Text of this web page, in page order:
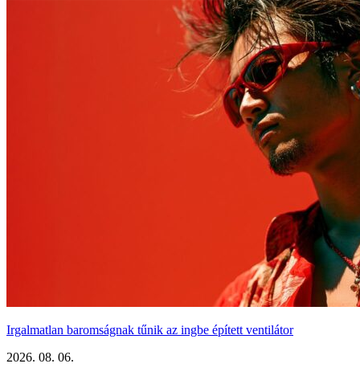
Irgalmatlan baromságnak tűnik az ingbe épített ventilátor
2026. 08. 06.